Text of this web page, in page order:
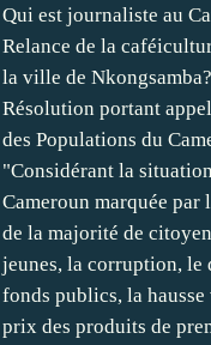
Qui est journaliste au
Relance de la
la ville de Nkongsamba?
Résolution portant
des Populations du
"Considérant la
Cameroun marquée par
de la majorité de
jeunes, la corruption, le
fonds publics, la
prix des produits de